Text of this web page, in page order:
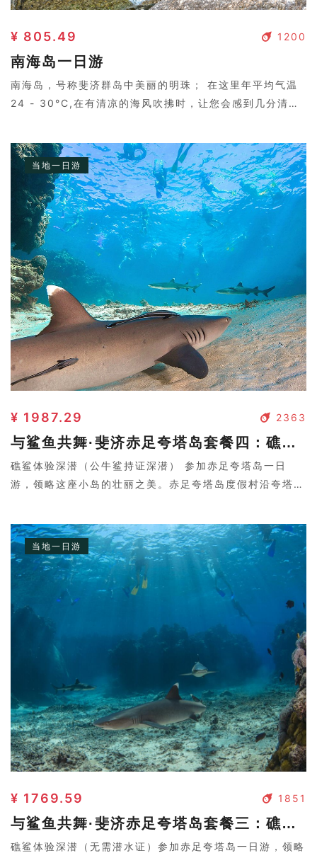
1200
¥ 805.49
南海岛一日游
南海岛，号称斐济群岛中美丽的明珠； 在这里年平均气温
24 - 30°C,在有清凉的海风吹拂时，让您会感到几分清
当地一日游
2363
¥ 1987.29
与鲨鱼共舞·斐济赤足夸塔岛套餐四：礁鲨体验深潜（公牛鲨持证深潜）
礁鲨体验深潜（公牛鲨持证深潜） 参加赤足夸塔岛一日
游，领略这座小岛的壮丽之美。赤足夸塔岛度假村沿夸塔岛
当地一日游
1851
¥ 1769.59
与鲨鱼共舞·斐济赤足夸塔岛套餐三：礁鲨体验深潜（无需潜水证）
礁鲨体验深潜（无需潜水证）参加赤足夸塔岛一日游，领略